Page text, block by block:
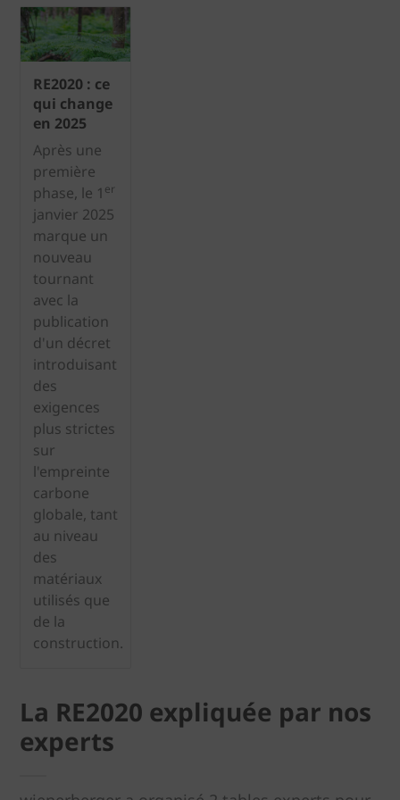
RE2020 : ce
qui change
en 2025
Après une
première
phase, le 1 er
janvier 2025
marque un
nouveau
tournant
avec la
publication
d'un décret
introduisant
des
exigences
plus strictes
sur
l'empreinte
carbone
globale, tant
au niveau
des
matériaux
utilisés que
de la
construction.
La RE2020 expliquée par nos
experts